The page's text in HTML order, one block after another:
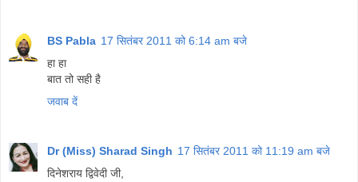
BS Pabla 17 सितंबर 2011 को 6:14 am बजे
हा हा
बात तो सही है
जवाब दें
Dr (Miss) Sharad Singh 17 सितंबर 2011 को 11:19 am बजे
दिनेशराय द्विवेदी जी,